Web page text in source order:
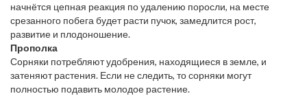
начнётся цепная реакция по удалению поросли, на месте
срезанного побега будет расти пучок, замедлится рост,
развитие и плодоношение.
Прополка
Сорняки потребляют удобрения, находящиеся в земле, и
затеняют растения. Если не следить, то сорняки могут
полностью подавить молодое растение.